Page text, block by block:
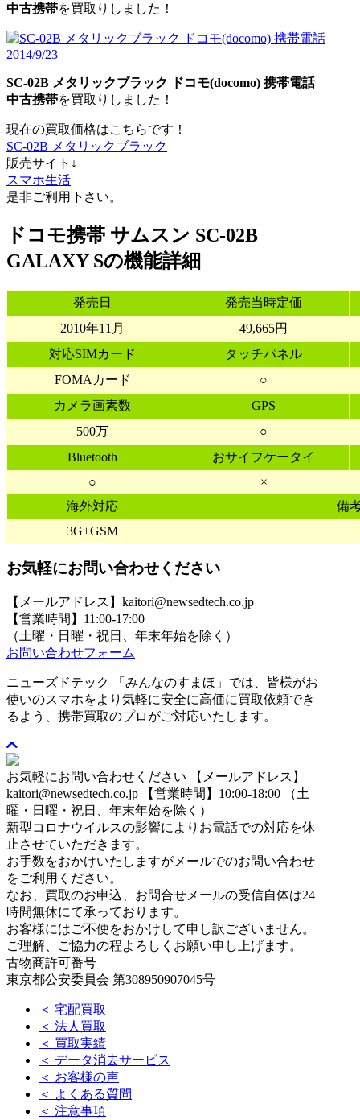
中古携帯を買取りしました！
SC-02B メタリックブラック ドコモ(docomo) 携帯電話
中古携帯を買取りしました！
現在の買取価格はこちらです！
SC-02B メタリックブラック
販売サイト↓
スマホ生活
是非ご利用下さい。
ドコモ携帯 サムスン SC-02B
GALAXY Sの機能詳細
発売日
発売当時定価
2010年11月
49,665円
対応SIMカード
タッチパネル
FOMAカード
○
カメラ画素数
GPS
500万
○
Bluetooth
おサイフケータイ
○
×
海外対応
備
3G+GSM
お気軽にお問い合わせください
【メールアドレス】kaitori@newsedtech.co.jp
【営業時間】11:00-17:00
（土曜・日曜・祝日、年末年始を除く）
お問い合わせフォーム
ニューズドテック 「みんなのすまほ」では、皆様がお
使いのスマホをより気軽に安全に高価に買取依頼でき
るよう、携帯買取のプロがご対応いたします。
お気軽にお問い合わせください
【メールアドレス】
kaitori@newsedtech.co.jp
【営業時間】10:00-18:00 （土
曜・日曜・祝日、年末年始を除く）
新型コロナウイルスの影響によりお電話での対応を休
止させていただきます。
お手数をおかけいたしますがメールでのお問い合わせ
をご利用ください。
なお、買取のお申込、お問合せメールの受信自体は24
時間無休にて承っております。
お客様にはご不便をおかけして申し訳ございません。
ご理解、ご協力の程よろしくお願い申し上げます。
古物商許可番号
東京都公安委員会 第308950907045号
＜ 宅配買取
＜ 法人買取
＜ 買取実績
＜ データ消去サービス
＜ お客様の声
＜ よくある質問
＜ 注意事項